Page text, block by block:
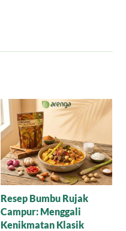
Puding Tempe untuk
Anak yang Suka Pilih-
Pilih Makanan